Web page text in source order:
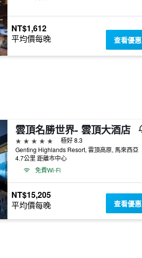
NT$1,612
平均價每晚 查看優惠
雲頂名勝世界- 雲頂大酒店
5星級
極好 8.3
Genting Highlands Resort, 雲頂高原, 馬來西亞
4.7公里 距離市中心
免費Wi-Fi
NT$15,205
平均價每晚 查看優惠